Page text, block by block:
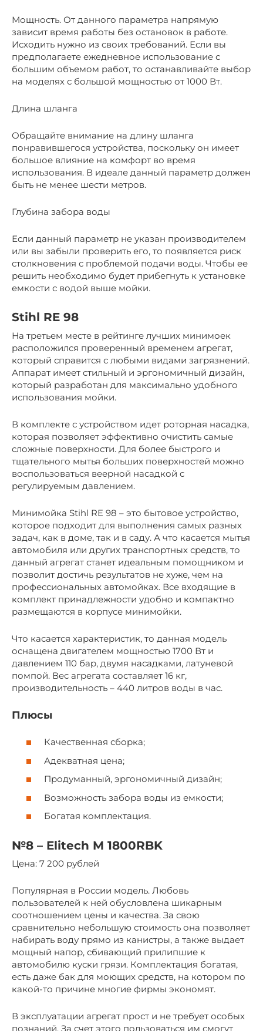
Мощность. От данного параметра напрямую
зависит время работы без остановок в работе.
Исходить нужно из своих требований. Если вы
предполагаете ежедневное использование с
большим объемом работ, то останавливайте выбор
на моделях с большой мощностью от 1000 Вт.
Длина шланга
Обращайте внимание на длину шланга
понравившегося устройства, поскольку он имеет
большое влияние на комфорт во время
использования. В идеале данный параметр должен
быть не менее шести метров.
Глубина забора воды
Если данный параметр не указан производителем
или вы забыли проверить его, то появляется риск
столкновения с проблемой подачи воды. Чтобы ее
решить необходимо будет прибегнуть к установке
емкости с водой выше мойки.
Stihl RE 98
На третьем месте в рейтинге лучших минимоек
расположился проверенный временем агрегат,
который справится с любыми видами загрязнений.
Аппарат имеет стильный и эргономичный дизайн,
который разработан для максимально удобного
использования мойки.
В комплекте с устройством идет роторная насадка,
которая позволяет эффективно очистить самые
сложные поверхности. Для более быстрого и
тщательного мытья больших поверхностей можно
воспользоваться веерной насадкой с
регулируемым давлением.
Минимойка Stihl RE 98 – это бытовое устройство,
которое подходит для выполнения самых разных
задач, как в доме, так и в саду. А что касается мытья
автомобиля или других транспортных средств, то
данный агрегат станет идеальным помощником и
позволит достичь результатов не хуже, чем на
профессиональных автомойках. Все входящие в
комплект принадлежности удобно и компактно
размещаются в корпусе минимойки.
Что касается характеристик, то данная модель
оснащена двигателем мощностью 1700 Вт и
давлением 110 бар, двумя насадками, латуневой
помпой. Вес агрегата составляет 16 кг,
производительность – 440 литров воды в час.
Плюсы
Качественная сборка;
Адекватная цена;
Продуманный, эргономичный дизайн;
Возможность забора воды из емкости;
Богатая комплектация.
№8 – Elitech M 1800RBK
Цена: 7 200 рублей
Популярная в России модель. Любовь
пользователей к ней обусловлена шикарным
соотношением цены и качества. За свою
сравнительно небольшую стоимость она позволяет
набирать воду прямо из канистры, а также выдает
мощный напор, сбивающий прилипшие к
автомобилю куски грязи. Комплектация богатая,
есть даже бак для моющих средств, на котором по
какой-то причине многие фирмы экономят.
В эксплуатации агрегат прост и не требует особых
познаний. За счет этого пользоваться им смогут